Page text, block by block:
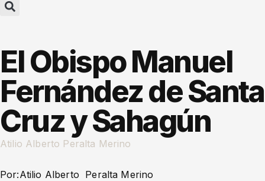
El Obispo Manuel
Fernández de Santa
Cruz y Sahagún
Atilio Alberto Peralta Merino
Por:Atilio Alberto Peralta Merino